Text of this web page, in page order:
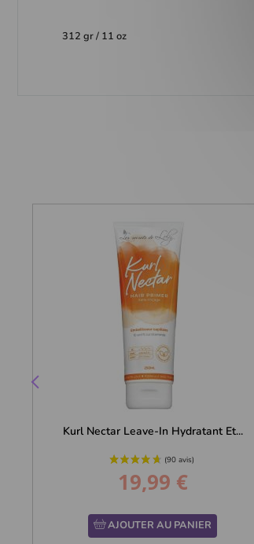
312 gr / 11 oz
Kurl Nectar Leave-In Hydratant Et...
Prix
19,99 €
AJOUTER AU PANIER